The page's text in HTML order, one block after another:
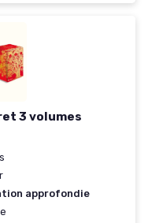
3 volumes
approfondie